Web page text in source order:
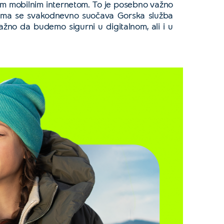
internetom. To je posebno važno
se svakodnevno suočava Gorska služba
da budemo sigurni u digitalnom, ali i u